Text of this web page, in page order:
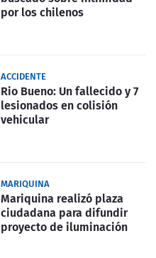
por los chilenos
ACCIDENTE
Rio Bueno: Un fallecido y 7
lesionados en colisión
vehicular
MARIQUINA
Mariquina realizó plaza
ciudadana para difundir
proyecto de iluminación